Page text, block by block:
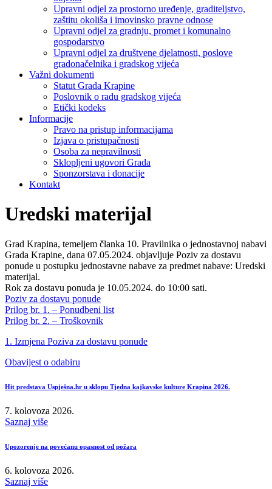
Upravni odjel za prostorno uređenje, graditeljstvo,
zaštitu okoliša i imovinsko pravne odnose
Upravni odjel za gradnju, promet i komunalno
gospodarstvo
Upravni odjel za društvene djelatnosti, poslove
gradonačelnika i gradskog vijeća
Važni dokumenti
Statut Grada Krapine
Poslovnik o radu gradskog vijeća
Etički kodeks
Informacije
Pravo na pristup informacijama
Izjava o pristupačnosti
Osoba za nepravilnosti
Sklopljeni ugovori Grada
Sponzorstava i donacije
Kontakt
Uredski materijal
Grad Krapina, temeljem članka 10. Pravilnika o jednostavnoj nabavi
Grada Krapine, dana 07.05.2024. objavljuje Poziv za dostavu
ponude u postupku jednostavne nabave za predmet nabave: Uredski
materijal.
Rok za dostavu ponuda je 10.05.2024. do 10:00 sati.
Poziv za dostavu ponude
Prilog br. 1. – Ponudbeni list
Prilog br. 2. – Troškovnik
1. Izmjena Poziva za dostavu ponude
Obavijest o odabiru
Hit predstava Uspješna.hr u sklopu Tjedna kajkavske kulture Krapina 2026.
7. kolovoza 2026.
Saznaj više
Upozorenje na povećanu opasnost od požara
6. kolovoza 2026.
Saznaj više